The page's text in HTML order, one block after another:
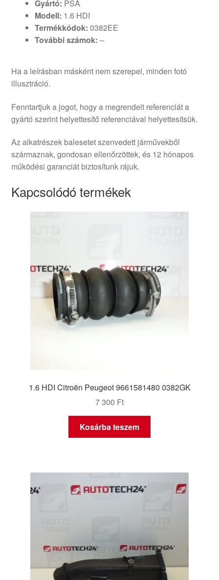
Gyártó: PSA
Modell: 1.6 HDI
Termékkódok: 0382EE
További számok: –
Ha a leírásban másként nem szerepel, minden fotó
illusztráció.
Fenntartjuk a jogot, hogy a megrendelt referenciát a
gyártó szerint helyettesítő referenciával helyettesítsük.
Az alkatrészek balesetet szenvedett járművekből
származnak, gondosan ellenőrzöttek, és 12 hónapos
működési garanciát biztosítunk rájuk.
Kapcsolódó termékek
1.6 HDI Citroën Peugeot 9661581480 0382GK
7 300 Ft
Kosárba teszem